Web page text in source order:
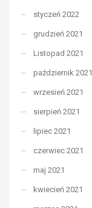
styczeń 2022
grudzień 2021
Listopad 2021
październik 2021
wrzesień 2021
sierpień 2021
lipiec 2021
czerwiec 2021
maj 2021
kwiecień 2021